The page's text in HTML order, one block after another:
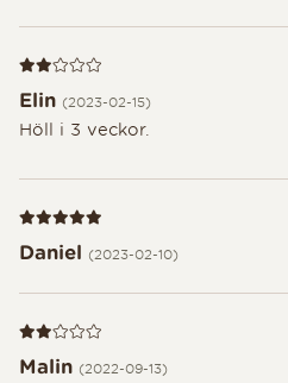
Recension 2 av 5
Elin (2023-02-15)
Höll i 3 veckor.
Recension 5 av 5
Daniel (2023-02-10)
Recension 2 av 5
Malin (2022-09-13)